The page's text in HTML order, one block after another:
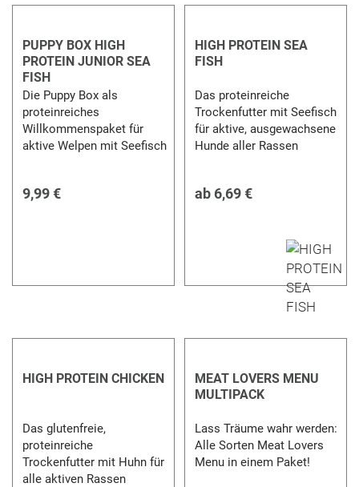
PUPPY BOX HIGH
PROTEIN JUNIOR SEA
FISH
Die Puppy Box als
proteinreiches
Willkommenspaket für
aktive Welpen mit Seefisch
9,99 €
HIGH PROTEIN SEA
FISH
Das proteinreiche
Trockenfutter mit Seefisch
für aktive, ausgewachsene
Hunde aller Rassen
ab 6,69 €
HIGH PROTEIN CHICKEN
Das glutenfreie,
proteinreiche
Trockenfutter mit Huhn für
alle aktiven Rassen
MEAT LOVERS MENU
MULTIPACK
Lass Träume wahr werden:
Alle Sorten Meat Lovers
Menu in einem Paket!